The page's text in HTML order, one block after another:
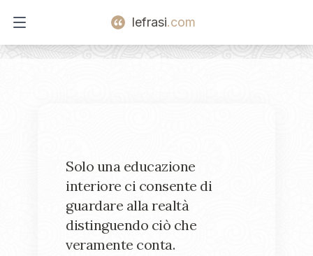
Open main menu
lefrasi.com
Solo una educazione
interiore ci consente di
guardare alla realtà
distinguendo ciò che
veramente conta.